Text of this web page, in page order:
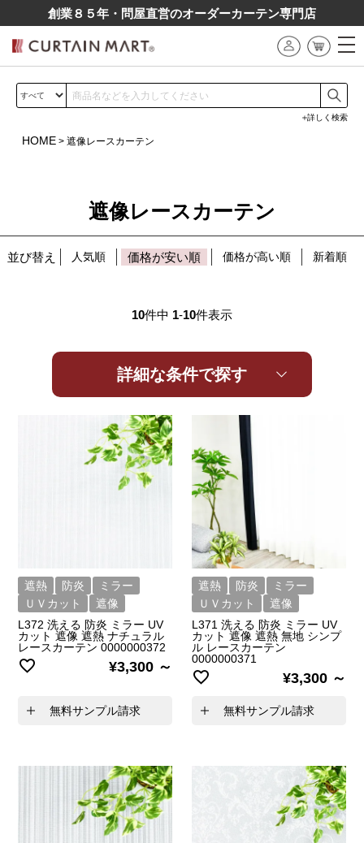
創業８５年・問屋直営のオーダーカーテン専⾨店
詳しく検索
HOME 遮像レースカーテン
詳細な条件で探す
遮像レースカーテン
並び替え 人気順 価格が安い順 価格が高い順 新着順
10件中 1-10件表示
遮熱 防炎
ミラー
ＵＶカット
遮像
L372 洗える 防炎 ミラー UV
カット 遮像 遮熱 ナチュラル
レースカーテン 0000000372
¥3,300
無料サンプル請求
遮熱 防炎
ミラー
ＵＶカット
遮像
L371 洗える 防炎 ミラー UV
カット 遮像 遮熱 無地 シンプ
ル レースカーテン
0000000371
¥3,300
無料サンプル請求